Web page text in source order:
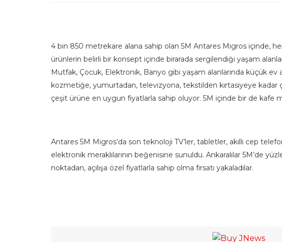
4 bin 850 metrekare alana sahip olan 5M Antares Migros içinde,
ürünlerin belirli bir konsept içinde birarada sergilendiği yaşam
Mutfak, Çocuk, Elektronik, Banyo gibi yaşam alanlarında küçük
kozmetiğe, yumurtadan, televizyona, tekstilden kırtasiyeye kadar
çeşit ürüne en uygun fiyatlarla sahip oluyor. 5M içinde bir de kafe
Antares 5M Migros’da son teknoloji TV’ler, tabletler, akıllı cep
elektronik meraklılarının beğenisine sunuldu. Ankaralılar 5M’de
noktadan, açılışa özel fiyatlarla sahip olma fırsatı yakaladılar.